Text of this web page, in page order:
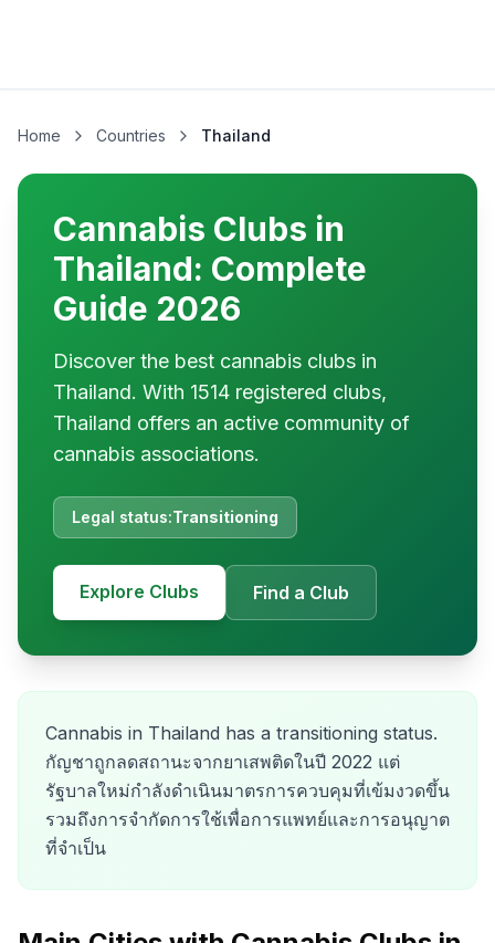
Home Countries Thailand
Cannabis Clubs in
Thailand: Complete
Guide 2026
Discover the best cannabis clubs in
Thailand. With 1514 registered clubs,
Thailand offers an active community of
cannabis associations.
Legal status:Transitioning
Explore Clubs Find a Club
Cannabis in Thailand has a transitioning status.
กัญชาถูกลดสถานะจากยาเสพติดในปี 2022 แต่
รัฐบาลใหม่กำลังดำเนินมาตรการควบคุมที่เข้มงวดขึ้น
รวมถึงการจำกัดการใช้เพื่อการแพทย์และการอนุญาต
ที่จำเป็น